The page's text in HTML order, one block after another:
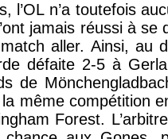
l’OL n’a toutefois
jamais réussi à se
aller. Ainsi, au
défaite 2-5 à
de
même compétition
Forest.